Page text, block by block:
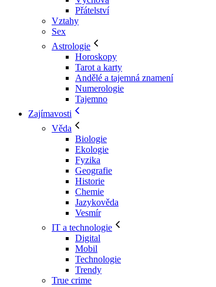
Přátelství
Vztahy
Sex
Astrologie
Horoskopy
Tarot a karty
Andělé a tajemná znamení
Numerologie
Tajemno
Zajímavosti
Věda
Biologie
Ekologie
Fyzika
Geografie
Historie
Chemie
Jazykověda
Vesmír
IT a technologie
Digital
Mobil
Technologie
Trendy
True crime